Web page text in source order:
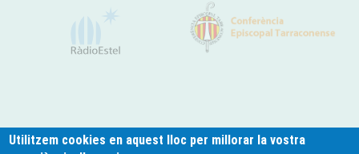
Utilitzem cookies en aquest lloc per millorar la vostra